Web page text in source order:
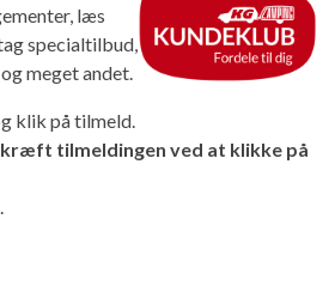
læs
specialtilbud,
meget andet.
klik på tilmeld.
tilmeldingen ved at klikke på